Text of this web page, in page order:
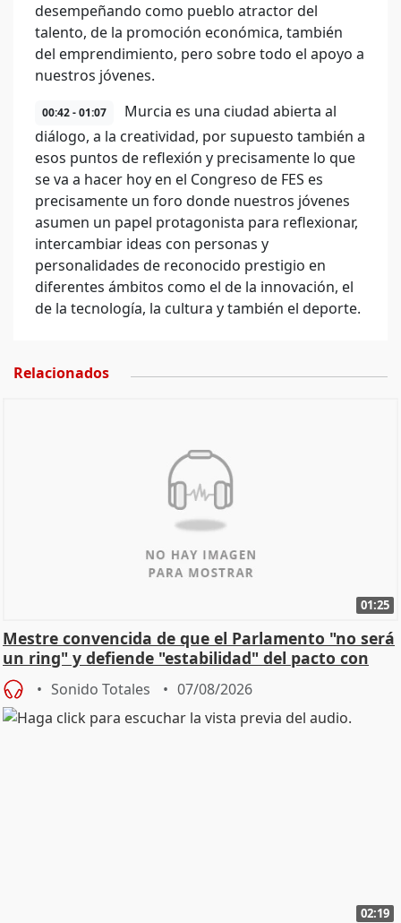
desempeñando como pueblo atractor del
talento, de la promoción económica, también
del emprendimiento, pero sobre todo el apoyo a
nuestros jóvenes.
00:42 - 01:07
Murcia es una ciudad abierta al
diálogo, a la creatividad, por supuesto también a
esos puntos de reflexión y precisamente lo que
se va a hacer hoy en el Congreso de FES es
precisamente un foro donde nuestros jóvenes
asumen un papel protagonista para reflexionar,
intercambiar ideas con personas y
personalidades de reconocido prestigio en
diferentes ámbitos como el de la innovación, el
de la tecnología, la cultura y también el deporte.
Relacionados
01:25
Mestre convencida de que el Parlamento "no será
un ring" y defiende "estabilidad" del pacto con
Vox
Sonido Totales 07/08/2026
02:19